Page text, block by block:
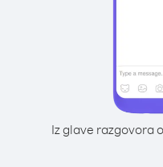
Iz glave razgovora